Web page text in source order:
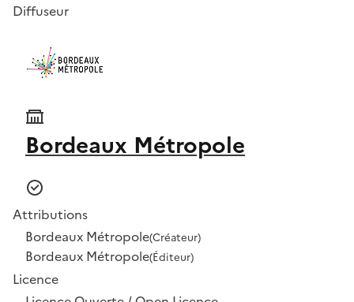
Diffuseur
Bordeaux Métropole
Attributions
Bordeaux Métropole(Créateur)
Bordeaux Métropole(Éditeur)
Licence